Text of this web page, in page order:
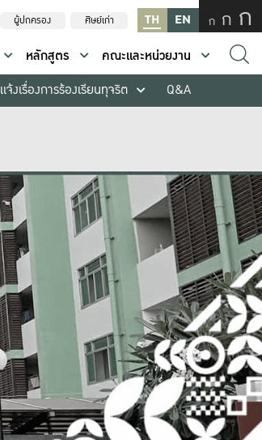
ผู้ปกครอง ศิษย์เก่า TH EN ก ก ก
หลักสูตร
คณะและหน่วยงาน
แจ้งเรื่องการร้องเรียนทุจริต Q&A